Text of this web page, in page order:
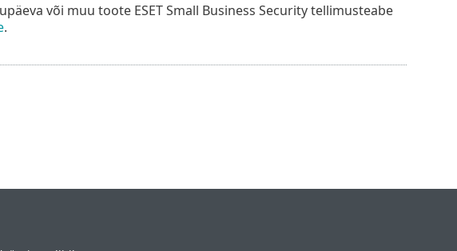
või muu toote ESET Small Business Security tellimusteabe
.